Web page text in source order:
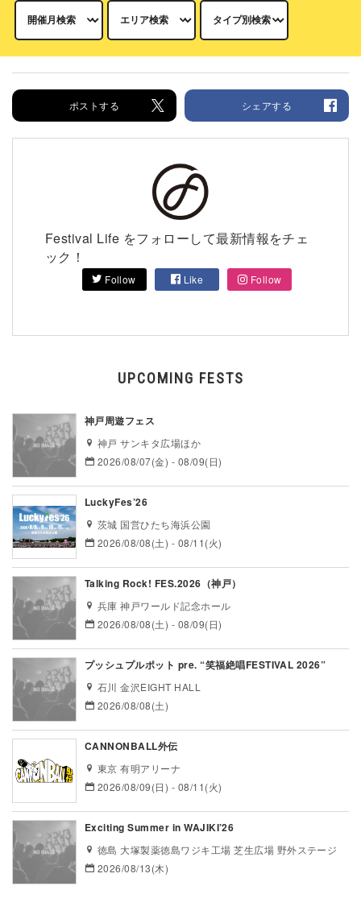
ポストする シェアする
Festival Life をフォローして最新情報をチェ
ック！
Follow Like Follow
UPCOMING FESTS
神戸周遊フェス
神戸 サンキタ広場ほか
2026/08/07(金) - 08/09(日)
LuckyFes’26
茨城 国営ひたち海浜公園
2026/08/08(土) - 08/11(火)
Talking Rock! FES.2026（神戸）
兵庫 神戸ワールド記念ホール
2026/08/08(土) - 08/09(日)
プッシュプルポット pre. “笑福絶唱FESTIVAL 2026”
石川 金沢EIGHT HALL
2026/08/08(土)
CANNONBALL外伝
東京 有明アリーナ
2026/08/09(日) - 08/11(火)
Exciting Summer in WAJIKI’26
徳島 大塚製薬徳島ワジキ工場 芝生広場 野外ステージ
2026/08/13(木)